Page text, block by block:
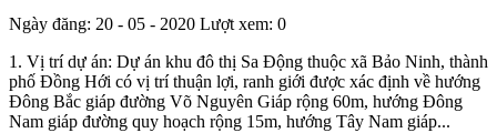
Ngày đăng: 20 - 05 - 2020 Lượt xem: 0
1. Vị trí dự án: Dự án khu đô thị Sa Động thuộc xã Bảo Ninh, thành
phố Đồng Hới có vị trí thuận lợi, ranh giới được xác định về hướng
Đông Bắc giáp đường Võ Nguyên Giáp rộng 60m, hướng Đông
Nam giáp đường quy hoạch rộng 15m, hướng Tây Nam giáp...